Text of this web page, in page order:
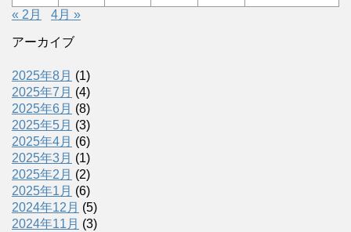
« 2月 4月 »
アーカイブ
2025年8月 (1)
2025年7月 (4)
2025年6月 (8)
2025年5月 (3)
2025年4月 (6)
2025年3月 (1)
2025年2月 (2)
2025年1月 (6)
2024年12月 (5)
2024年11月 (3)